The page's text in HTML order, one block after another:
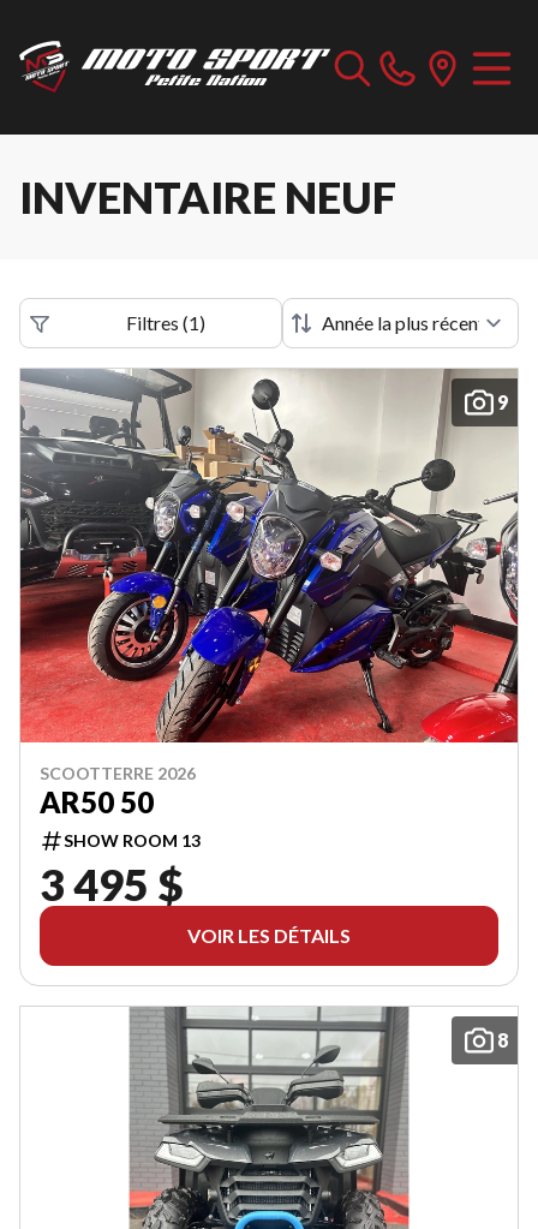
INVENTAIRE NEUF
Filtres (1)
9
SCOOTTERRE 2026
AR50 50
SHOW ROOM 13
3 495 $
VOIR LES DÉTAILS
8